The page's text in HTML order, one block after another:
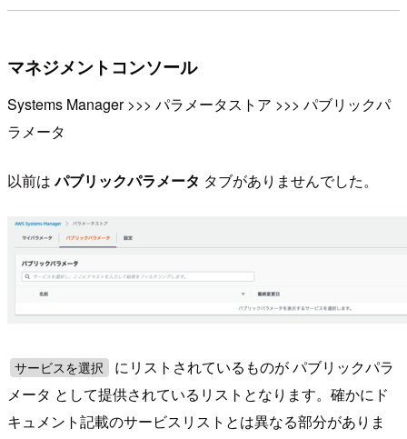
マネジメントコンソール
Systems Manager >>> パラメータストア >>> パブリックパ
ラメータ
以前はパブリックパラメータ タブがありませんでした。
サービスを選択
にリストされているものが パブリックパラ
メータ として提供されているリストとなります。確かにド
キュメント記載のサービスリストとは異なる部分がありま